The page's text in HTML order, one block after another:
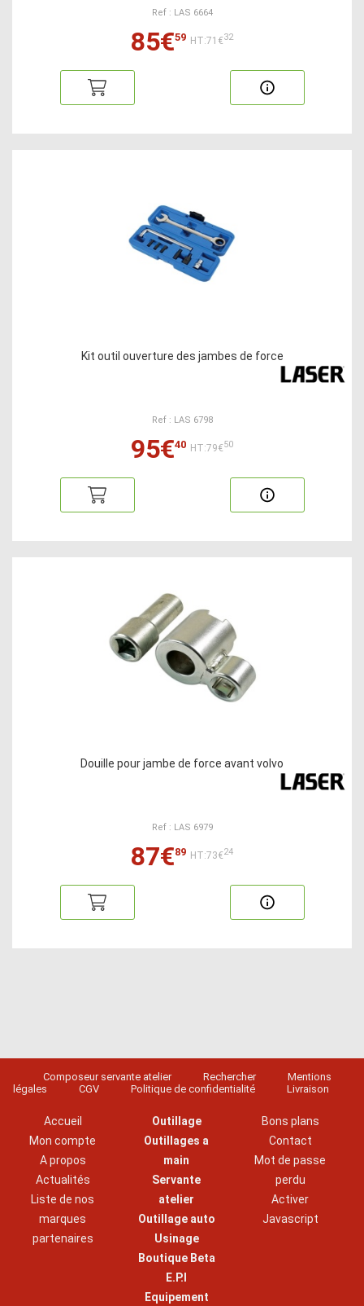
Ref : LAS 6664
85€59 HT:71€32
Kit outil ouverture des jambes de force
Ref : LAS 6798
95€40 HT:79€50
Douille pour jambe de force avant volvo
Ref : LAS 6979
87€89 HT:73€24
Composeur servante atelier Rechercher
Mentions
légales
CGV Politique de confidentialité Livraison
Accueil
Mon compte
A propos
Actualités
Liste de nos
marques
partenaires
Outillage
Outillages a
main
Servante
atelier
Outillage auto
Usinage
Boutique Beta
E.P.I
Equipement
Bons plans
Contact
Mot de passe
perdu
Activer
Javascript